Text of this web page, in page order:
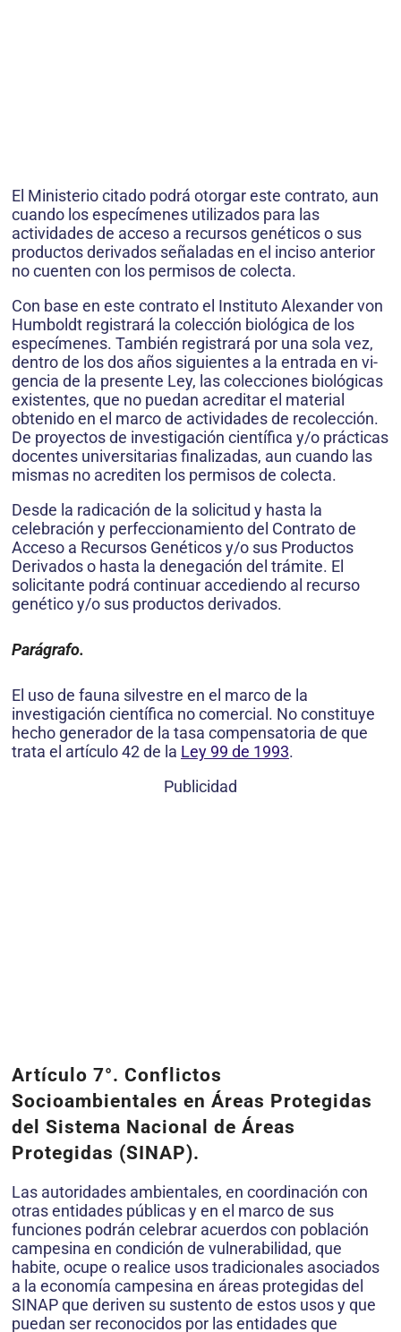
El Ministerio citado podrá otorgar este contrato, aun
cuando los especímenes utilizados para las
actividades de acceso a recursos genéti­cos o sus
productos derivados señaladas en el inciso anterior
no cuenten con los permisos de colecta.
Con base en este contrato el Instituto Alexander von
Humboldt re­gistrará la colección biológica de los
especímenes. También registrará por una sola vez,
dentro de los dos años siguientes a la entrada en vi­
gencia de la presente Ley, las colecciones biológicas
existentes, que no puedan acreditar el material
obtenido en el marco de actividades de recolección.
De proyectos de investigación científica y/o prácticas
docentes universitarias finalizadas, aun cuando las
mismas no acrediten los permisos de colecta.
Desde la radicación de la solicitud y hasta la
celebración y perfeccionamiento del Contrato de
Acceso a Recursos Genéticos y/o sus Pro­ductos
Derivados o hasta la denegación del trámite. El
solicitante podrá continuar accediendo al recurso
genético y/o sus productos derivados.
Parágrafo.
El uso de fauna silvestre en el marco de la
investigación científica no comercial. No constituye
hecho generador de la tasa com­pensatoria de que
trata el artículo 42 de la Ley 99 de 1993.
Publicidad
Artículo 7°. Conflictos
Socioambientales en Áreas Protegidas
del Sistema Nacional de Áreas
Protegidas (SINAP).
Las autoridades am­bientales, en coordinación con
otras entidades públicas y en el marco de sus
funciones podrán celebrar acuerdos con población
campesina en condición de vulnerabilidad, que
habite, ocupe o realice usos tra­dicionales asociados
a la economía campesina en áreas protegidas del
SINAP que deriven su sustento de estos usos y que
puedan ser reco­nocidos por las entidades que